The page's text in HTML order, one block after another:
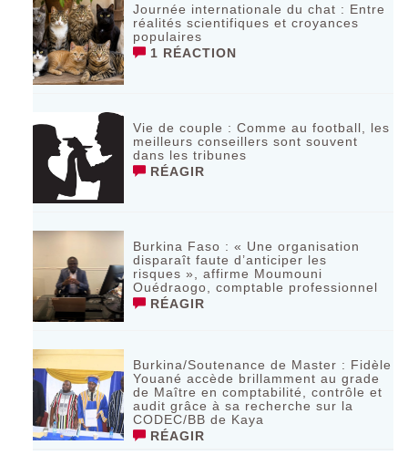
Journée internationale du chat : Entre
réalités scientifiques et croyances
populaires
1 RÉACTION
Vie de couple : Comme au football, les
meilleurs conseillers sont souvent
dans les tribunes
RÉAGIR
Burkina Faso : « Une organisation
disparaît faute d’anticiper les
risques », affirme Moumouni
Ouédraogo, comptable professionnel
RÉAGIR
Burkina/Soutenance de Master : Fidèle
Youané accède brillamment au grade
de Maître en comptabilité, contrôle et
audit grâce à sa recherche sur la
CODEC/BB de Kaya
RÉAGIR